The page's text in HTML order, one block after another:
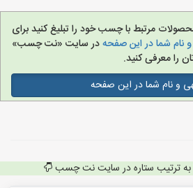
مرتبط با چسب خود را تبلیغ کنید برای
نام شما در این صفحهدر سایت «نت چسب»
را معرفی کنید.
و نام شما در این صفحه
به ترتیب ستاره در سایت نت چسب